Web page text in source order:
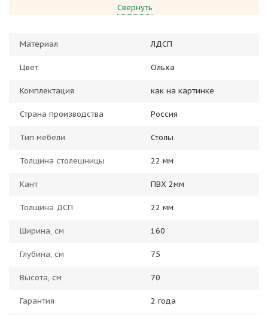
Свернуть
Материал ЛДСП
Цвет Ольха
Комплектация как на картинке
Страна производства Россия
Тип мебели Столы
Толщина столешницы 22 мм
Кант ПВХ 2мм
Толщина ДСП 22 мм
Ширина, см 160
Глубина, см 75
Высота, см 70
Гарантия 2 года